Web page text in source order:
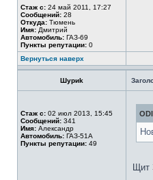
Стаж с: 24 май 2011, 17:27
Сообщений: 28
Откуда: Тюмень
Имя: Дмитрий
Автомобиль: ГАЗ-69
Пункты репутации: 0
Вернуться наверх
Шyриk
Стаж с: 02 июл 2013, 15:45
Сообщений: 341
Имя: Александр
Автомобиль: ГАЗ-51А
Пункты репутации: 49
Щит